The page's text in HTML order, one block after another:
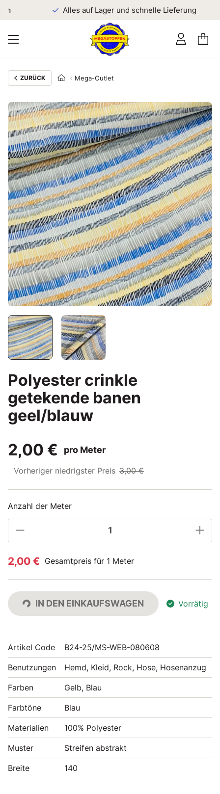
Alles auf Lager und schnelle Lieferung
ZURÜCK Mega-Outlet
Polyester crinkle
getekende banen
geel/blauw
2,00 €
pro Meter
Vorheriger niedrigster Preis 3,00 €
Anzahl der Meter
2,00 € Gesamtpreis für 1 Meter
IN DEN EINKAUFSWAGEN Vorrätig
Artikel Code B24-25/MS-WEB-080608
Benutzungen Hemd, Kleid, Rock, Hose, Hosenanzug
Farben Gelb, Blau
Farbtöne Blau
Materialien 100% Polyester
Muster Streifen abstrakt
Breite 140